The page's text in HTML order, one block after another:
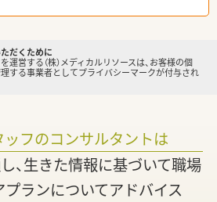
だくために
運営する（株）メディカルリソースは、お客様の個
する事業者としてプライバシーマークが付与され
フのコンサルタントは
、生きた情報に基づいて職場
ランについてアドバイス